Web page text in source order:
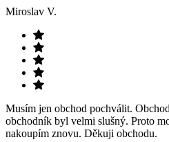
Miroslav V.
Musím jen obchod pochválit.
obchodník byl velmi slušný. Proto
nakoupím znovu. Děkuji obchodu.